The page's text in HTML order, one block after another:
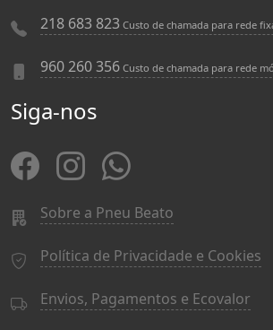
218 683 823 Custo de chamada para rede
960 260 356 Custo de chamada para rede
Siga-nos
Sobre a Pneu Beato
Política de Privacidade e Cookies
Envios, Pagamentos e Ecovalor